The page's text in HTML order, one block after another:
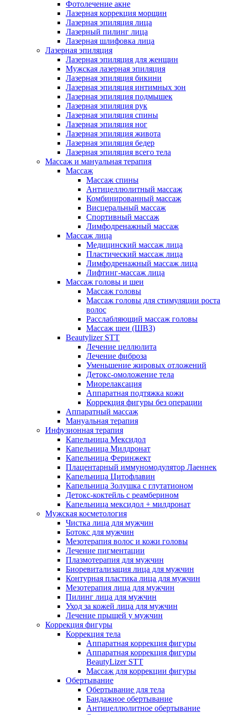
Фотолечение акне
Лазерная коррекция морщин
Лазерная эпиляция лица
Лазерный пилинг лица
Лазерная шлифовка лица
Лазерная эпиляция
Лазерная эпиляция для женщин
Мужская лазерная эпиляция
Лазерная эпиляция бикини
Лазерная эпиляция интимных зон
Лазерная эпиляция подмышек
Лазерная эпиляция рук
Лазерная эпиляция спины
Лазерная эпиляция ног
Лазерная эпиляция живота
Лазерная эпиляция бедер
Лазерная эпиляция всего тела
Массаж и мануальная терапия
Массаж
Массаж спины
Антицеллюлитный массаж
Комбинированный массаж
Висцеральный массаж
Спортивный массаж
Лимфодренажный массаж
Массаж лица
Медицинский массаж лица
Пластический массаж лица
Лимфодренажный массаж лица
Лифтинг-массаж лица
Массаж головы и шеи
Массаж головы
Массаж головы для стимуляции роста
волос
Расслабляющий массаж головы
Массаж шеи (ШВЗ)
Beautylizer STT
Лечение целлюлита
Лечение фиброза
Уменьшение жировых отложений
Детокс-омоложение тела
Миорелаксация
Аппаратная подтяжка кожи
Коррекция фигуры без операции
Аппаратный массаж
Мануальная терапия
Инфузионная терапия
Капельница Мексидол
Капельница Милдронат
Капельница Феринжект
Плацентарный иммуномодулятор Лаеннек
Капельница Цитофлавин
Капельница Золушка с глутатионом
Детокс-коктейль с реамберином
Капельница мексидол + милдронат
Мужская косметология
Чистка лица для мужчин
Ботокс для мужчин
Мезотерапия волос и кожи головы
Лечение пигментации
Плазмотерапия для мужчин
Биоревитализация лица для мужчин
Контурная пластика лица для мужчин
Мезотерапия лица для мужчин
Пилинг лица для мужчин
Уход за кожей лица для мужчин
Лечение прыщей у мужчин
Коррекция фигуры
Коррекция тела
Аппаратная коррекция фигуры
Аппаратная коррекция фигуры
BeautyLizer STT
Массаж для коррекции фигуры
Обертывание
Обертывание для тела
Бандажное обертывание
Антицеллюлитное обертывание